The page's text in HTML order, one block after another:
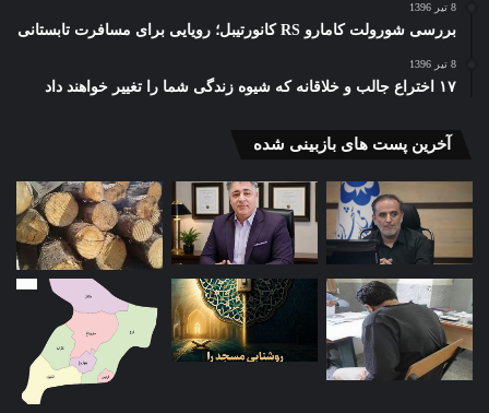
8 تیر 1396
بررسی شورولت کامارو RS کانورتیبل؛ رویایی برای مسافرت تابستانی
8 تیر 1396
۱۷ اختراع جالب و خلاقانه که شیوه زندگی شما را تغییر خواهند داد
آخرین پست های بازبینی شده